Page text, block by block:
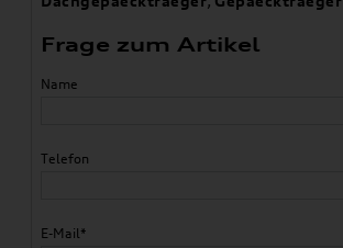
Frage zum Artikel
Name
Telefon
E-Mail*